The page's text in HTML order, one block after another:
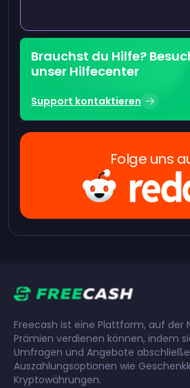
Brauchst du Hilfe?
unser Hilfecenter
Support kontaktieren
Folge uns
Freecash ist eine Plattform, auf der
Prämien verdienen können, indem
Umfragen und Angebote
Auszahlungsoptionen wie
Kryptowährungen.